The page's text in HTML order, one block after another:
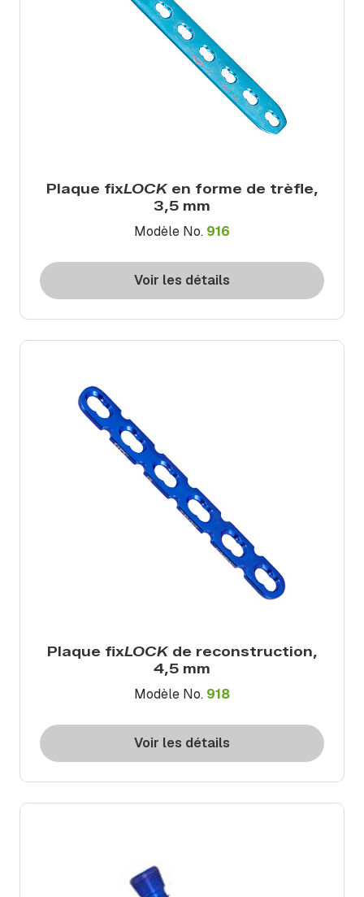
Plaque fixLOCKen forme de trèfle,
3,5 mm
Modèle No. 916
Voir les détails
Plaque fixLOCKde reconstruction,
4,5 mm
Modèle No. 918
Voir les détails